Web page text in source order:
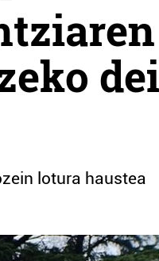
dei
lotura haustea